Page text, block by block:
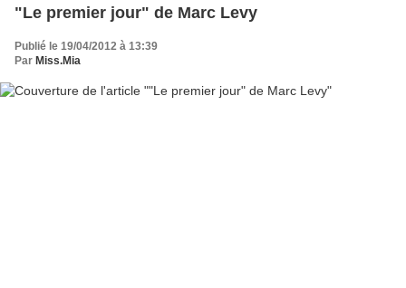
"Le premier jour" de Marc Levy
Publié le 19/04/2012 à 13:39
Par Miss.Mia